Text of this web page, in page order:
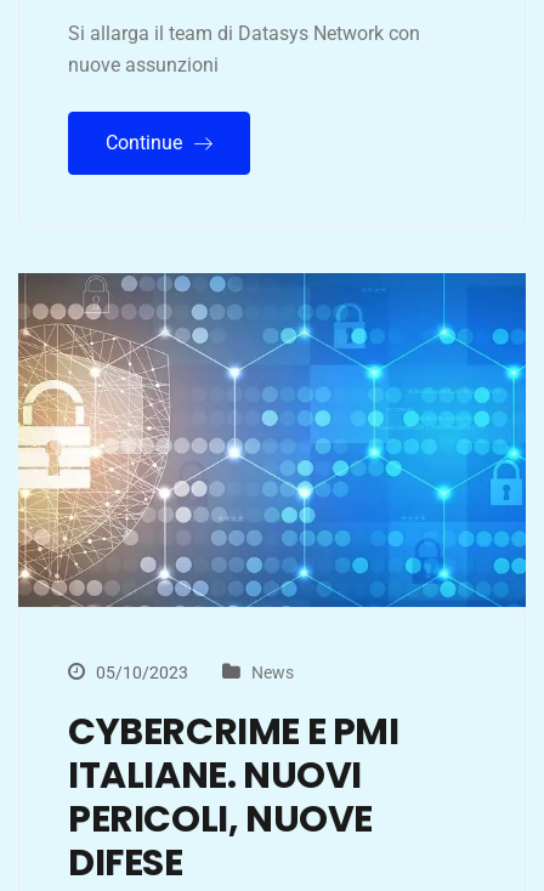
Si allarga il team di Datasys Network con
nuove assunzioni
Continue
05/10/2023 News
CYBERCRIME E PMI
ITALIANE. NUOVI
PERICOLI, NUOVE
DIFESE